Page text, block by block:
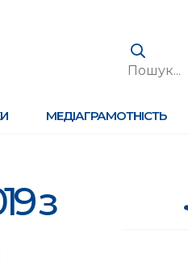
МЕДІАГРАМОТНІСТЬ
з